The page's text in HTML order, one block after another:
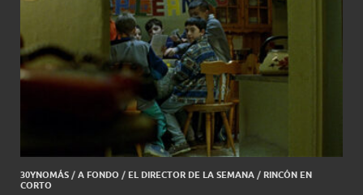
30YNOMÁS / A FONDO / EL DIRECTOR DE LA SEMANA / RINCÓN EN
CORTO